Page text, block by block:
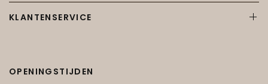
KLANTENSERVICE
OPENINGSTIJDEN